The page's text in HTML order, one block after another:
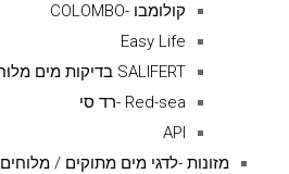
קולומבו -COLOMBO
Easy Life
SALIFERT בדיקות מים מלוחים
Red-sea -רד סי
API
מזונות -לדגי מים מתוקים / מלוחים